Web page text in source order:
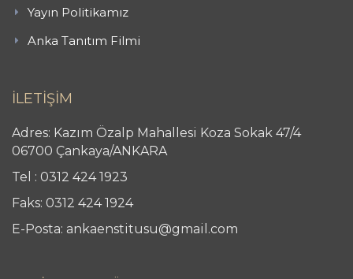
Yayın Politikamız
Anka Tanıtım Filmi
İLETİŞİM
Adres: Kazım Özalp Mahallesi Koza Sokak 47/4
06700 Çankaya/ANKARA
Tel : 0312 424 1923
Faks: 0312 424 1924
E-Posta: ankaenstitusu@gmail.com